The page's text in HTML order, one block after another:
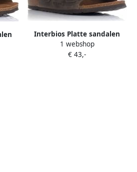
Interbios Platte sandalen
MANDEN 9560
1 webshop
€ 43,-